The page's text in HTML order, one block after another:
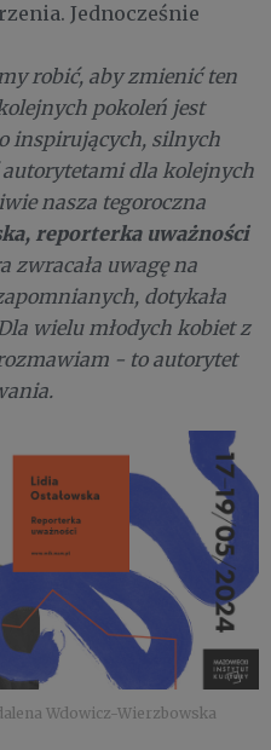
Jednocześnie
robić, aby zmienić ten
pokoleń jest
inspirujących, silnych
dla kolejnych
nasza tegoroczna
reporterka uważności
zwracała uwagę na
dotykała
wielu młodych kobiet z
- to autorytet
Wdowicz-Wierzbowska